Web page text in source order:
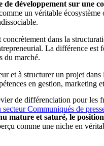
secteur Communiqués de
développement sur une
un véritable
dans la
La différence
du marché.
et à structurer un projet
en gestion, marketing
de différenciation pour les
mature et saturé, le
comme une niche en